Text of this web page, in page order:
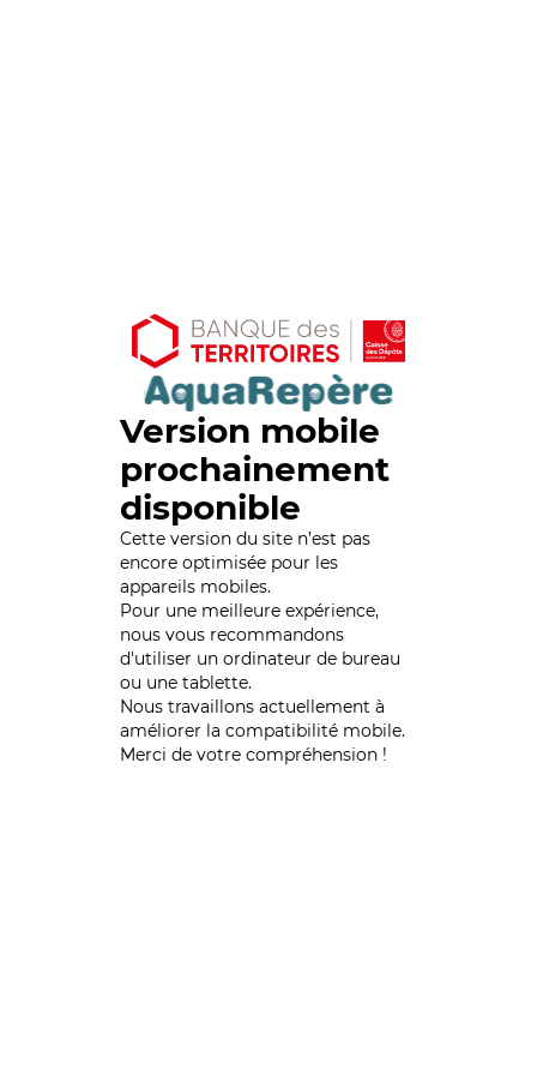
Version mobile
prochainement
disponible
Cette version du site n’est pas
encore optimisée pour les
appareils mobiles.
Pour une meilleure expérience,
nous vous recommandons
d'utiliser un ordinateur de bureau
ou une tablette.
Nous travaillons actuellement à
améliorer la compatibilité mobile.
Merci de votre compréhension !